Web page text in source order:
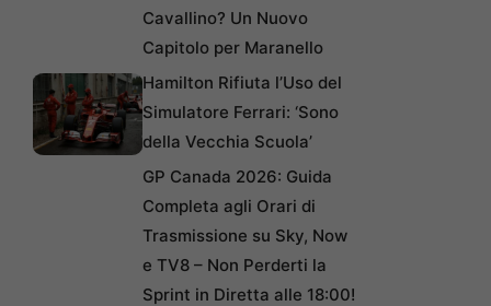
Cavallino? Un Nuovo
Capitolo per Maranello
Hamilton Rifiuta l’Uso del
Simulatore Ferrari: ‘Sono
della Vecchia Scuola’
GP Canada 2026: Guida
Completa agli Orari di
Trasmissione su Sky, Now
e TV8 – Non Perderti la
Sprint in Diretta alle 18:00!